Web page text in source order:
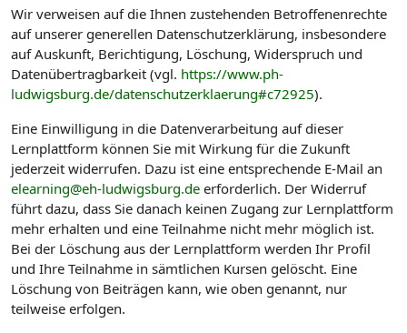
Wir verweisen auf die Ihnen zustehenden Betroffenenrechte
auf unserer generellen Datenschutzerklärung, insbesondere
auf Auskunft, Berichtigung, Löschung, Widerspruch und
Datenübertragbarkeit (vgl. https://www.ph-
ludwigsburg.de/datenschutzerklaerung#c72925).
Eine Einwilligung in die Datenverarbeitung auf dieser
Lernplattform können Sie mit Wirkung für die Zukunft
jederzeit widerrufen. Dazu ist eine entsprechende E-Mail an
elearning@eh-ludwigsburg.de erforderlich. Der Widerruf
führt dazu, dass Sie danach keinen Zugang zur Lernplattform
mehr erhalten und eine Teilnahme nicht mehr möglich ist.
Bei der Löschung aus der Lernplattform werden Ihr Profil
und Ihre Teilnahme in sämtlichen Kursen gelöscht. Eine
Löschung von Beiträgen kann, wie oben genannt, nur
teilweise erfolgen.